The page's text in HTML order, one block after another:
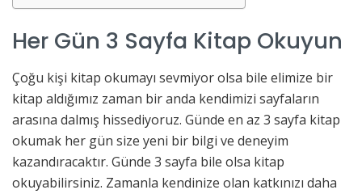
Her Gün 3 Sayfa Kitap Okuyun
Çoğu kişi kitap okumayı sevmiyor olsa bile elimize bir
kitap aldığımız zaman bir anda kendimizi sayfaların
arasına dalmış hissediyoruz. Günde en az 3 sayfa kitap
okumak her gün size yeni bir bilgi ve deneyim
kazandıracaktır. Günde 3 sayfa bile olsa kitap
okuyabilirsiniz. Zamanla kendinize olan katkınızı daha